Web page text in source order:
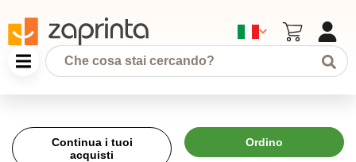
Continua i tuoi
acquisti
Ordino